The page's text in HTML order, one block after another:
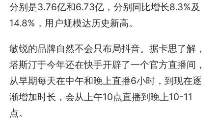
分别是3.76亿和6.73亿，分别同比增长8.3%及
14.8%，用户规模达历史新高。
敏锐的品牌自然不会只布局抖音。据卡思了解，
塔斯汀于今年还在快手开辟了一个官方直播间，
从早期每天在中午和晚上直播6小时，到现在逐
渐增加时长，会从上午10点直播到晚上10-11
点。